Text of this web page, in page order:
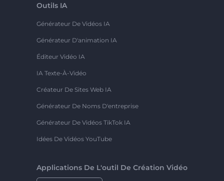
Outils IA
Générateur De Vidéos IA
Générateur D'animation IA
Éditeur Vidéo IA
IA Texte-À-Vidéo
Créateur De Sites Web IA
Générateur De Noms D'entreprise
Générateur De Vidéos TikTok IA
Idées De Vidéos YouTube
Applications De L'outil De Création Vidéo